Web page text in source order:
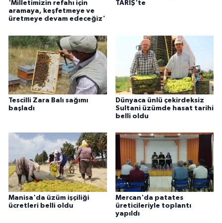
'Milletimizin refahı için
aramaya, keşfetmeye ve
üretmeye devam edeceğiz'
TARİŞ'te
Tescilli Zara Balı sağımı
başladı
Dünyaca ünlü çekirdeksiz
Sultani üzümde hasat tarihi
belli oldu
Manisa'da üzüm işçiliği
ücretleri belli oldu
Mercan'da patates
üreticileriyle toplantı
yapıldı